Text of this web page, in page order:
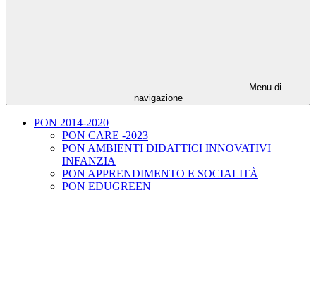
Menu di
navigazione
PON 2014-2020
PON CARE -2023
PON AMBIENTI DIDATTICI INNOVATIVI
INFANZIA
PON APPRENDIMENTO E SOCIALITÀ
PON EDUGREEN